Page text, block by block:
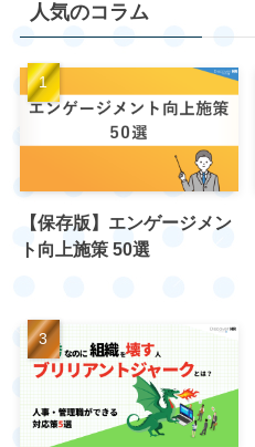
人気のコラム
【保存版】エンゲージメン
ト向上施策 50選